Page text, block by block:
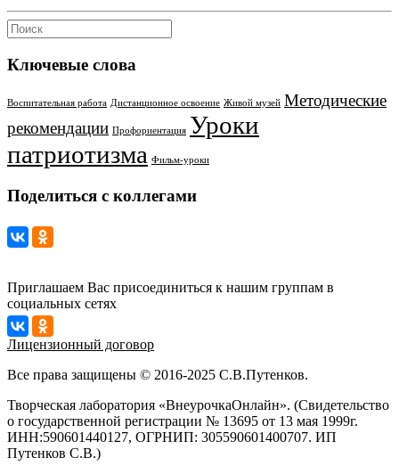
Ключевые слова
Воспитательная работа Дистанционное освоение Живой музей Методические
рекомендации Профориентация Уроки
патриотизма Фильм-уроки
Поделиться с коллегами
Приглашаем Вас присоединиться к нашим группам в
социальных сетях
Лицензионный договор
Все права защищены © 2016-2025 С.В.Путенков.
Творческая лаборатория «ВнеурочкаОнлайн». (Свидетельство
о государственной регистрации № 13695 от 13 мая 1999г.
ИНН:590601440127, ОГРНИП: 305590601400707. ИП
Путенков С.В.)